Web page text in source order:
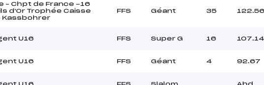
– Chpt de France -16
d'Or Trophée Caisse
Kassbohrer
FFS Géant 35 122.56
U16 FFS Super G 16 107.14
U16 FFS Géant 4 92.67
U16 FFS Slalom Abd